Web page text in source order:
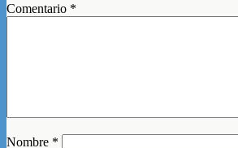
Comentario *
Nombre *